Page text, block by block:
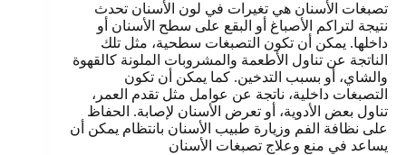
تصبغات الأسنان هي تغيرات في لون الأسنان تحدث
نتيجة لتراكم الأصباغ أو البقع على سطح الأسنان أو
داخلها. يمكن أن تكون التصبغات سطحية، مثل تلك
الناتجة عن تناول الأطعمة والمشروبات الملونة كالقهوة
والشاي، أو بسبب التدخين. كما يمكن أن تكون
التصبغات داخلية، ناتجة عن عوامل مثل تقدم العمر،
تناول بعض الأدوية، أو تعرض الأسنان لإصابة. الحفاظ
على نظافة الفم وزيارة طبيب الأسنان بانتظام يمكن أن
يساعد في منع وعلاج تصبغات الأسنان